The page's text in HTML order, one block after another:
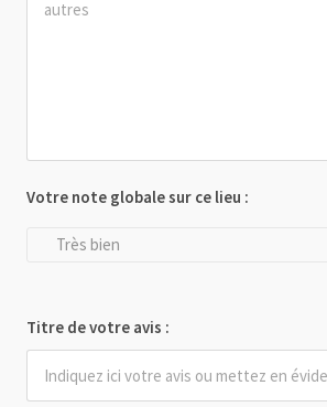
Votre note globale sur ce lieu :
Très bien
Titre de votre avis :